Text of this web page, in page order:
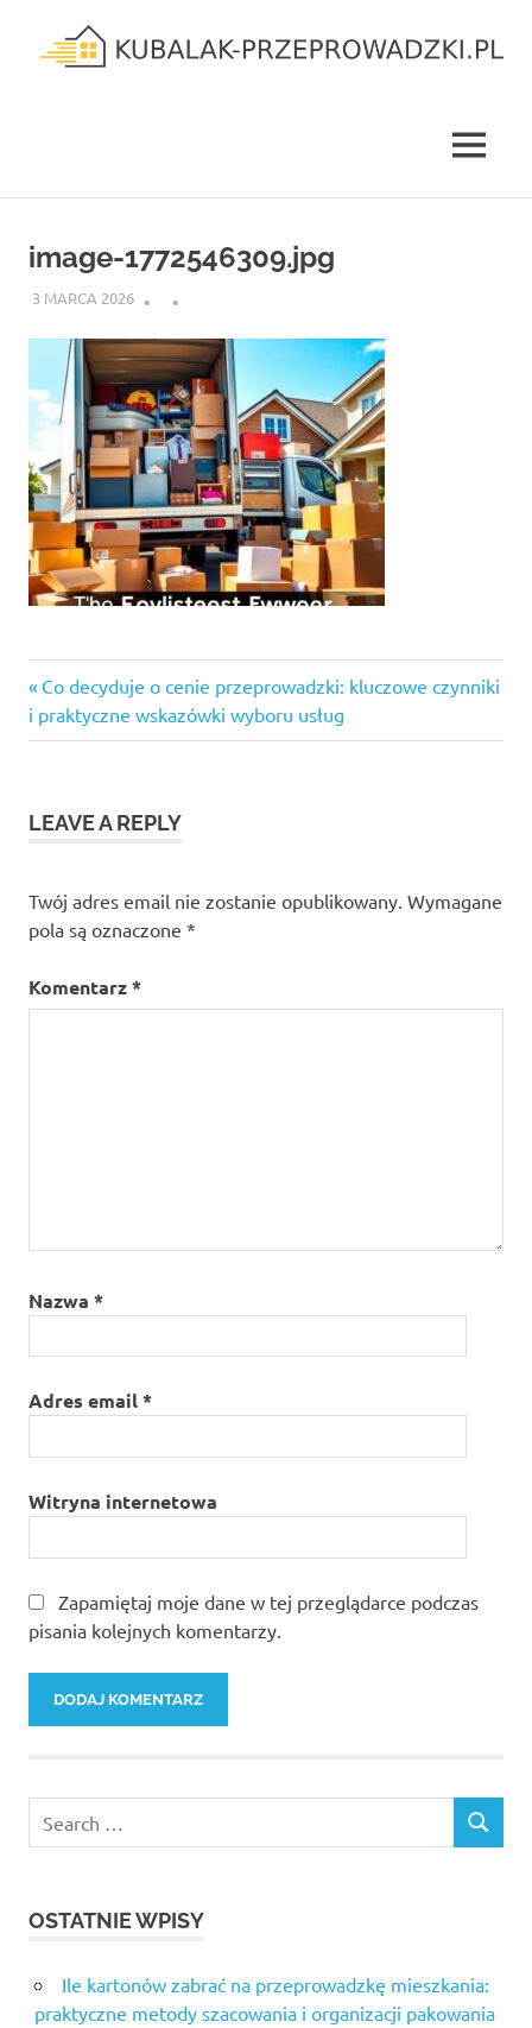
content
MENU
image-1772546309.jpg
3 MARCA 2026
Nawigacja
wpisu
Previous
Post:
Co decyduje o cenie przeprowadzki: kluczowe czynniki
i praktyczne wskazówki wyboru usług
LEAVE A REPLY
Twój adres email nie zostanie opublikowany. Wymagane
pola są oznaczone *
Komentarz*
Nazwa *
Adres email*
Witryna internetowa
Zapamiętaj moje dane w tej przeglądarce podczas
pisania kolejnych komentarzy.
for:
SEARCH
OSTATNIE WPISY
Ile kartonów zabrać na przeprowadzkę mieszkania:
praktyczne metody szacowania i organizacji pakowania